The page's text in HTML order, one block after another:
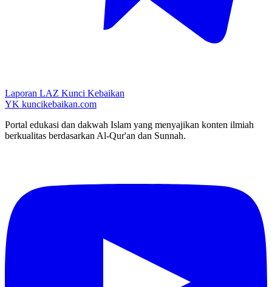
Laporan LAZ Kunci Kebaikan
YK kuncikebaikan.com
Portal edukasi dan dakwah Islam yang menyajikan konten ilmiah
berkualitas berdasarkan Al-Qur'an dan Sunnah.